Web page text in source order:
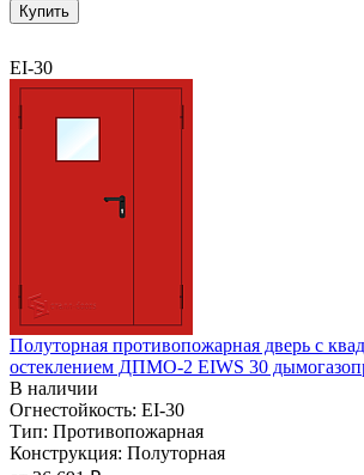
Купить
EI-30
Полуторная противопожарная дверь с
остеклением ДПМО-2 EIWS 30
В наличии
Огнестойкость: EI-30
Тип: Противопожарная
Конструкция: Полуторная